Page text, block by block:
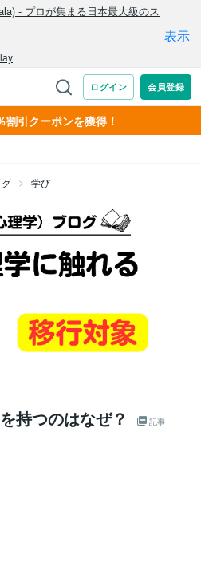
割引クーポンを獲得！
学び
持つのはなぜ？ 記事